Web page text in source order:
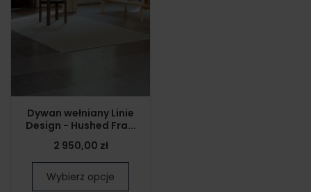
Dywan wełniany Linie
Design - Hushed Fra...
2 950,00 zł
Wybierz opcje